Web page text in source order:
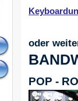
oder
POP -